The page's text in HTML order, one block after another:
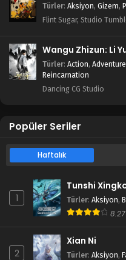
Türler: Aksiyon, Gizem,
Flint Sugar, Studio
Wangu Zhizun: Li
Türler: Action, Adventure
Reincarnation
Dancing CG Studio
Popüler Seriler
Haftalık
1
Tunshi
Türler: Aksiyon,
8.27
2
Xian Ni
Türler: Aksiyon,